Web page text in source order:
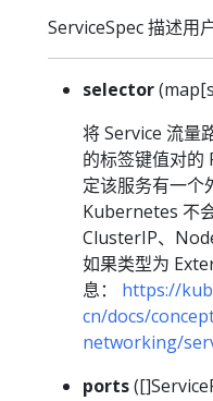
ServiceSpec 描述用
selector
将 Service 流量
的标签键值对的
定该服务有一个
Kubernetes 不
ClusterIP、
如果类型为
息： https://
cn/docs/
networking/
ports